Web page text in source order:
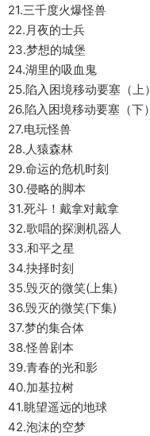
21.三千度火爆怪兽
22.月夜的士兵
23.梦想的城堡
24.湖里的吸血鬼
25.陷入困境移动要塞（上）
26.陷入困境移动要塞（下）
27.电玩怪兽
28.人猿森林
29.命运的危机时刻
30.侵略的脚本
31.死斗！戴拿对戴拿
32.歌唱的探测机器人
33.和平之星
34.抉择时刻
35.毁灭的微笑(上集)
36.毁灭的微笑(下集)
37.梦的集合体
38.怪兽剧本
39.青春的光和影
40.加基拉树
41.眺望遥远的地球
42.泡沫的空梦